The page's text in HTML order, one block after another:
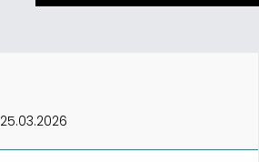
25.03.2026